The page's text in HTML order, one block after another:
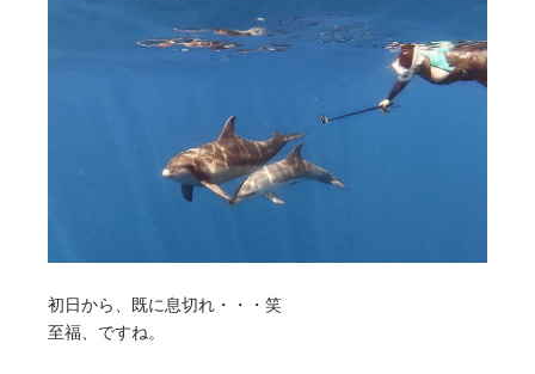
初日から、既に息切れ・・・笑
至福、ですね。